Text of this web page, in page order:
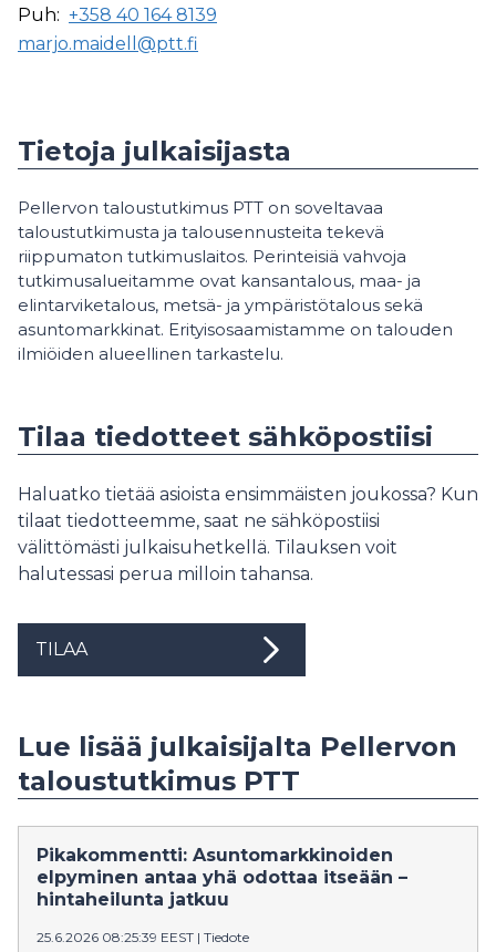
Puh: +358 40 164 8139
marjo.maidell@ptt.fi
Tietoja julkaisijasta
Pellervon taloustutkimus PTT on soveltavaa
taloustutkimusta ja talousennusteita tekevä
riippumaton tutkimuslaitos. Perinteisiä vahvoja
tutkimusalueitamme ovat kansantalous, maa- ja
elintarviketalous, metsä- ja ympäristötalous sekä
asuntomarkkinat. Erityisosaamistamme on talouden
ilmiöiden alueellinen tarkastelu.
Tilaa tiedotteet sähköpostiisi
Haluatko tietää asioista ensimmäisten joukossa? Kun
tilaat tiedotteemme, saat ne sähköpostiisi
välittömästi julkaisuhetkellä. Tilauksen voit
halutessasi perua milloin tahansa.
TILAA
Lue lisää julkaisijalta Pellervon
taloustutkimus PTT
Pikakommentti: Asuntomarkkinoiden
elpyminen antaa yhä odottaa itseään –
hintaheilunta jatkuu
25.6.2026 08:25:39 EEST | Tiedote